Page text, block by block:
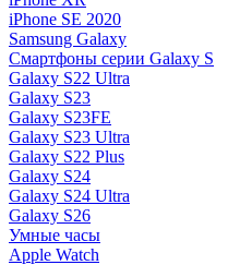
iPhone SE 2020
Samsung Galaxy
Смартфоны серии Galaxy S
Galaxy S22 Ultra
Galaxy S23
Galaxy S23FE
Galaxy S23 Ultra
Galaxy S22 Plus
Galaxy S24
Galaxy S24 Ultra
Galaxy S26
Умные часы
Apple Watch